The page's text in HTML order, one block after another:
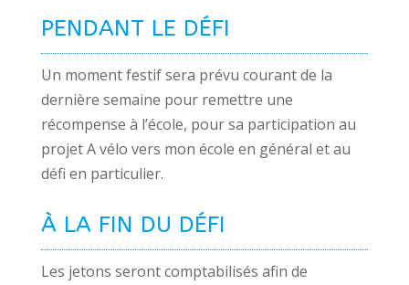
PENDANT LE DÉFI
Un momentfestifsera prévu courant de la
dernière semaine pour remettre une
récompense à l’école, pour sa participation au
projet A vélo vers mon école en général et au
défi en particulier.
À LA FIN DU DÉFI
Les jetons seront comptabilisés afin de